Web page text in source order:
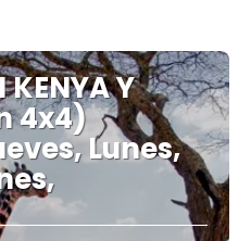
KENYA Y
4x4)
Lunes,